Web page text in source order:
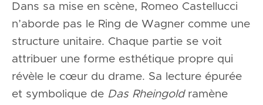
Dans sa mise en scène, Romeo Castellucci
n’aborde pas le Ring de Wagner comme une
structure unitaire. Chaque partie se voit
attribuer une forme esthétique propre qui
révèle le cœur du drame. Sa lecture épurée
et symbolique de Das Rheingoldramène